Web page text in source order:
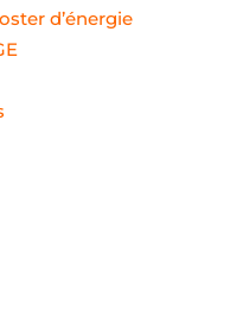
d’énergie